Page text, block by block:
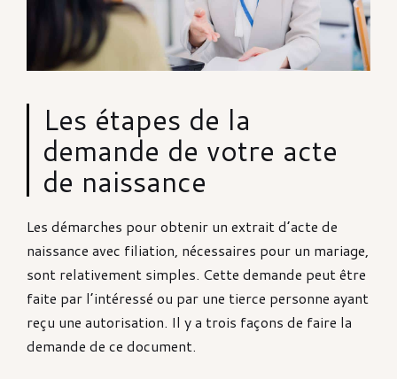
Les étapes de la
demande de votre acte
de naissance
Les démarches pour obtenir un extrait d’acte de
naissance avec filiation, nécessaires pour un mariage,
sont relativement simples. Cette demande peut être
faite par l’intéressé ou par une tierce personne ayant
reçu une autorisation. Il y a trois façons de faire la
demande de ce document.